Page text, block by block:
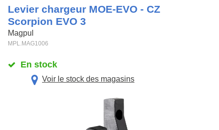
Levier chargeur MOE-EVO - CZ
Scorpion EVO 3
Magpul
MPL.MAG1006
En stock
Voir le stock des magasins